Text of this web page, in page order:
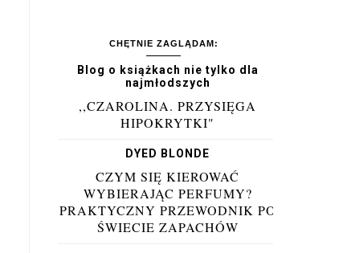
CHĘTNIE ZAGLĄDAM:
Blog o książkach nie tylko dla
najmłodszych
,,CZAROLINA. PRZYSIĘGA
HIPOKRYTKI"
DYED BLONDE
CZYM SIĘ KIEROWAĆ
WYBIERAJĄC PERFUMY?
PRAKTYCZNY PRZEWODNIK PO
ŚWIECIE ZAPACHÓW